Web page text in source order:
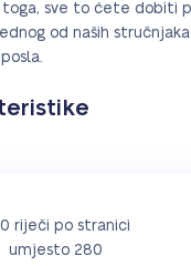
toga, sve to ćete dobiti
od naših
riječi po stranici
umjesto 280